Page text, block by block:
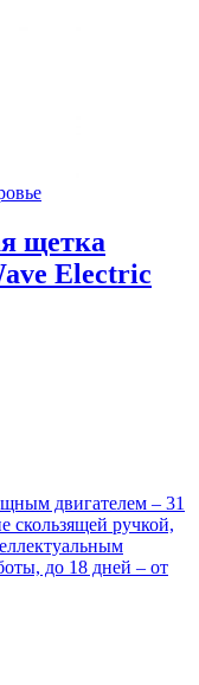
щетка
Electric
двигателем – 31
скользящей ручкой,
до 18 дней – от